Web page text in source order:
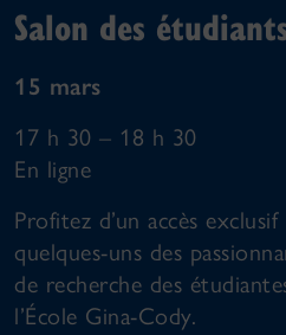
Salon des
15 mars
17 h 30 – 18 h 30
En ligne
Profitez d’un accès
quelques-uns des
de recherche des
l’École Gina-Cody.